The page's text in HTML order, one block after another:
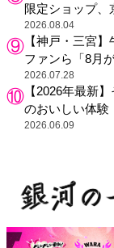
限定ショップ、
2026.08.04
【神戸・三宮
ファンら「8月
2026.07.28
【2026年最新
のおいしい体験
2026.06.09